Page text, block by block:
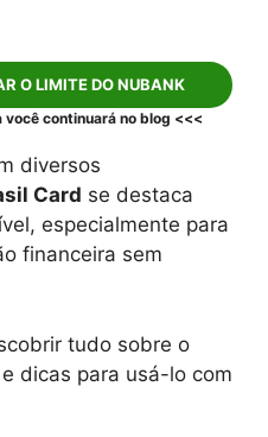
O LIMITE DO NUBANK
continuará no blog <<<
diversos
Card se destaca
especialmente para
financeira sem
tudo sobre o
dicas para usá-lo com